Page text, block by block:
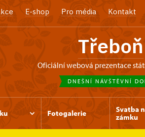
E-shop Pro média Kontakt
Třeboň
oficiální webová prezentace
DNEŠNÍ NÁVŠTĚVNÍ
Fotogalerie
Svatba
zámku